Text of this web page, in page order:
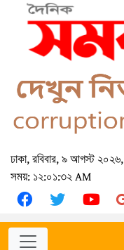
ঢাকা, রবিবার, ৯ আগস্ট ২০২৬,
সময়: ১২:০১:৩২ AM